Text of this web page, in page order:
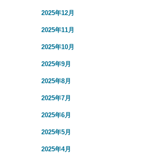
2025年12月
2025年11月
2025年10月
2025年9月
2025年8月
2025年7月
2025年6月
2025年5月
2025年4月